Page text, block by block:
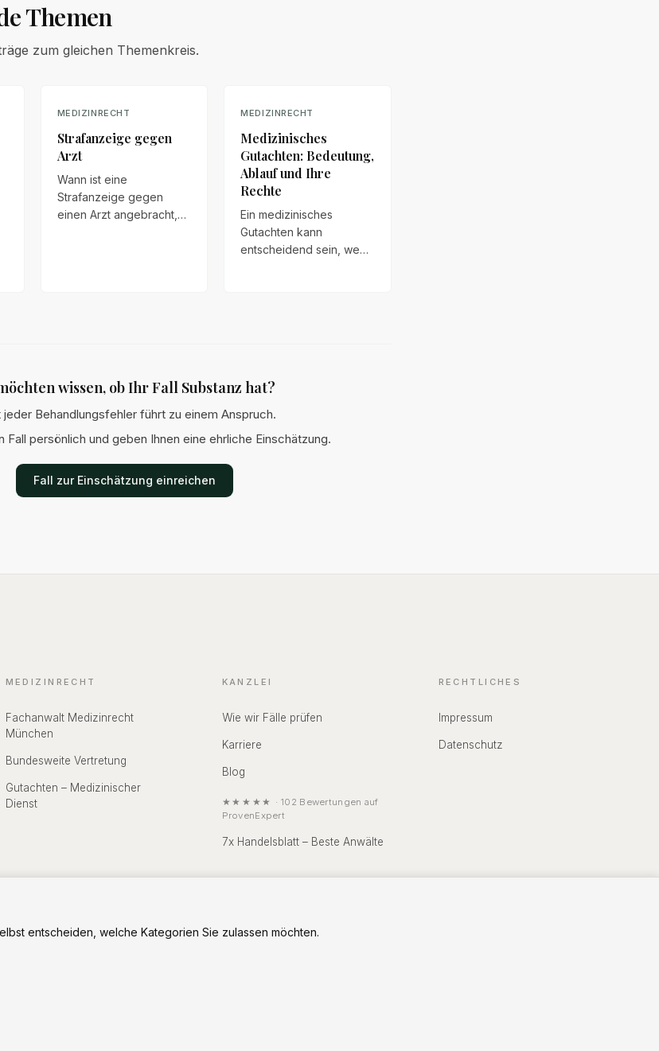
Themen
zum gleichen Themenkreis.
MEDIZINRECHT
Strafanzeige gegen
Arzt
Wann ist eine
Strafanzeige gegen
einen Arzt angebracht,
MEDIZINRECHT
Medizinisches
Gutachten: Bedeutung,
Ablauf und Ihre
Rechte
Ein medizinisches
Gutachten kann
entscheidend sein, wenn
wissen, ob Ihr Fall Substanz hat?
jeder Behandlungsfehler führt zu einem Anspruch.
Fall persönlich und geben Ihnen eine ehrliche Einschätzung.
Fall zur Einschätzung einreichen
MEDIZINRECHT
Fachanwalt Medizinrecht
München
Bundesweite Vertretung
Gutachten – Medizinischer
Dienst
KANZLEI
Wie wir Fälle prüfen
Karriere
Blog
★★★★★ · 102 Bewertungen auf
ProvenExpert
7x Handelsblatt – Beste Anwälte
RECHTLICHES
Impressum
Datenschutz
entscheiden, welche Kategorien Sie zulassen möchten.